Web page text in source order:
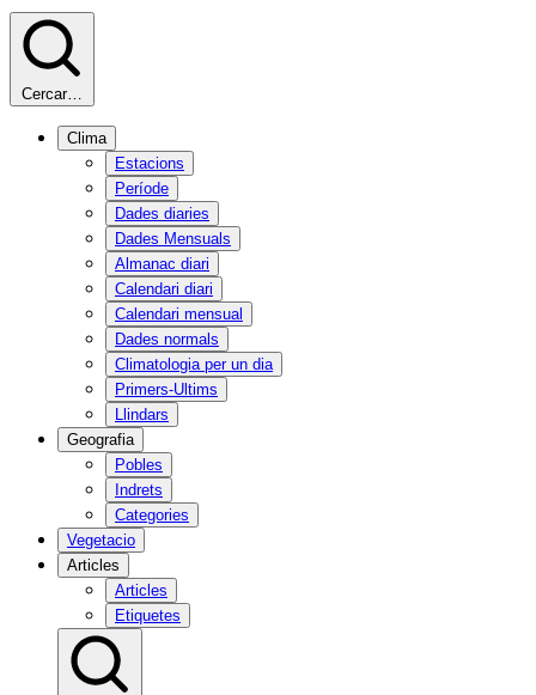
Cercar…
Clima
Estacions
Període
Dades diaries
Dades Mensuals
Almanac diari
Calendari diari
Calendari mensual
Dades normals
Climatologia per un dia
Primers-Ultims
Llindars
Geografia
Pobles
Indrets
Categories
Vegetacio
Articles
Articles
Etiquetes